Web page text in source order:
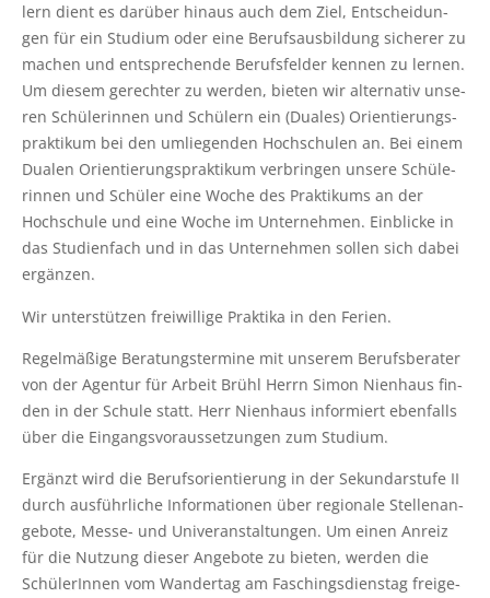
lern dient es dar­über hin­aus auch dem Ziel, Ent­schei­dun­
gen für ein Stu­di­um oder eine Berufs­aus­bil­dung siche­rer zu
machen und ent­spre­chen­de Berufs­fel­der ken­nen zu ler­nen.
Um die­sem gerech­ter zu wer­den, bie­ten wir alter­na­tiv unse­
ren Schü­le­rin­nen und Schü­lern ein (Dua­les) Ori­en­tie­rungs­
prak­ti­kum bei den umlie­gen­den Hoch­schu­len an. Bei einem
Dua­len Ori­en­tie­rungs­prak­ti­kum ver­brin­gen unse­re Schü­le­
rin­nen und Schü­ler eine Woche des Prak­ti­kums an der
Hoch­schu­le und eine Woche im Unter­neh­men. Ein­bli­cke in
das Stu­di­en­fach und in das Unter­neh­men sol­len sich dabei
ergänzen.
Wir unter­stüt­zen frei­wil­li­ge Prak­ti­ka in den Ferien.
Regel­mä­ßi­ge Bera­tungs­ter­mi­ne mit unse­rem Berufs­be­ra­ter
von der Agen­tur für Arbeit Brühl Herrn Simon Nien­haus fin­
den in der Schu­le statt. Herr Nien­haus infor­miert eben­falls
über die Ein­gangs­vor­aus­set­zun­gen zum Studium.
Ergänzt wird die Berufs­ori­en­tie­rung in der Sekun­dar­stu­fe II
durch aus­führ­li­che Infor­ma­tio­nen über regio­na­le Stel­len­an­
ge­bo­te, Mes­se- und Uni­ver­an­stal­tun­gen. Um einen Anreiz
für die Nut­zung die­ser Ange­bo­te zu bie­ten, wer­den die
Schü­le­rIn­nen vom Wan­der­tag am Faschings­diens­tag frei­ge­